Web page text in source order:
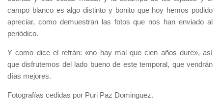
campo blanco es algo distinto y bonito que hoy hemos podido
apreciar, como demuestran las fotos que nos han enviado al
periódico.
Y como dice el refrán: «no hay mal que cien años dure», así
que disfrutemos del lado bueno de este temporal, que vendrán
días mejores.
Fotografías cedidas por Puri Paz Dominguez.